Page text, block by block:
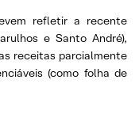
refletir a recente
e Santo André),
receitas parcialmente
(como folha de